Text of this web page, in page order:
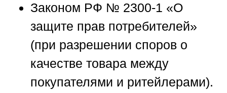
Законом РФ № 2300-1 «О
защите прав потребителей»
(при разрешении споров о
качестве товара между
покупателями и ритейлерами).